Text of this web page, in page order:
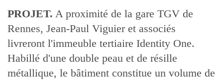
PROJET. A proximité de la gare TGV de
Rennes, Jean-Paul Viguier et associés
livreront l'immeuble tertiaire Identity One.
Habillé d'une double peau et de résille
métallique, le bâtiment constitue un volume de